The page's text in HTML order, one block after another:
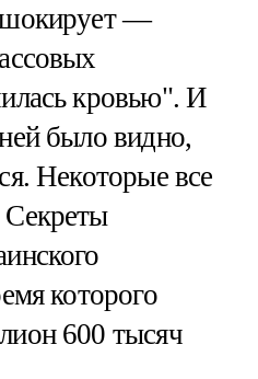
шокирует —
кровью". И
было видно,
Некоторые все
которого
600 тысяч